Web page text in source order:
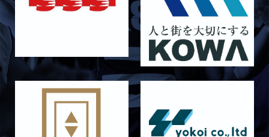
2026/06/26
STAFF blog
【Rits Familyのバトン】vol. 2 稲西輝紀
STAFF blog
STAFF blog
6月20日 花園大学
2026/06/16
STAFF blog
6月14日 島津製作所